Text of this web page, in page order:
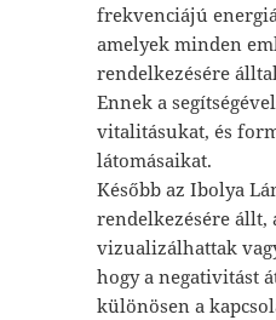
frekvenciájú
amelyek minden
rendelkezésére
Ennek a
vitalitásukat, és
látomásaikat.
Később az Ibolya
rendelkezésére állt,
vizualizálhattak
hogy a negativitást
különösen a